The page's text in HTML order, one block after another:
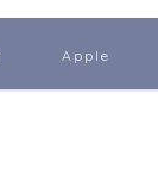
Apple